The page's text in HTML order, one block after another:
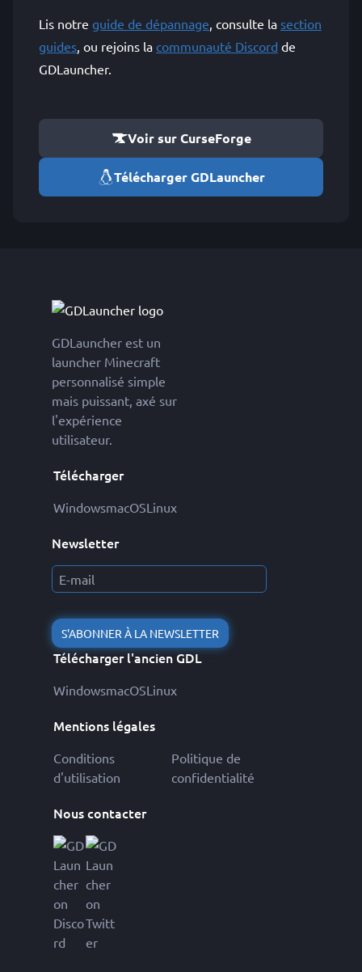
Lis notre guide de dépannage, consulte la section
guides, ou rejoins la communauté Discord de
GDLauncher.
Voir sur CurseForge
Télécharger GDLauncher
GDLauncher est un
launcher Minecraft
personnalisé simple
mais puissant, axé sur
l'expérience
utilisateur.
Télécharger
WindowsmacOSLinux
Newsletter
S'ABONNER À LA NEWSLETTER
Télécharger l'ancien GDL
WindowsmacOSLinux
Mentions légales
Conditions
d'utilisation
Politique de
confidentialité
Nous contacter